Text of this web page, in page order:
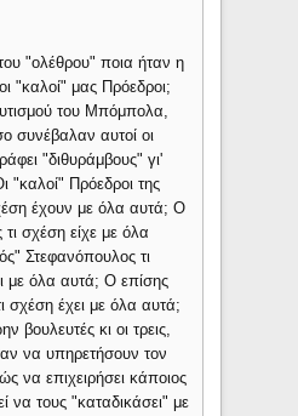
"ολέθρου" ποια ήταν η
"καλοί" μας Πρόεδροι;
του Μπόμπολα,
συνέβαλαν αυτοί οι
"διθυράμβους" γι'
"καλοί" Πρόεδροι της
έχουν με όλα αυτά; Ο
σχέση είχε με όλα
Στεφανόπουλος τι
με όλα αυτά; Ο επίσης
σχέση έχει με όλα αυτά;
βουλευτές κι οι τρεις,
να υπηρετήσουν τον
να επιχειρήσει κάποιος
να τους "καταδικάσει" με